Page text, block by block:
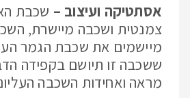
אסתטיקה ועיצוב – שכבת
צמנטית ושכבה מיישרת,
מיישמים את שכבת הגמר
ששכבה זו תיושם בקפידה
מראה ואחידות השכבה